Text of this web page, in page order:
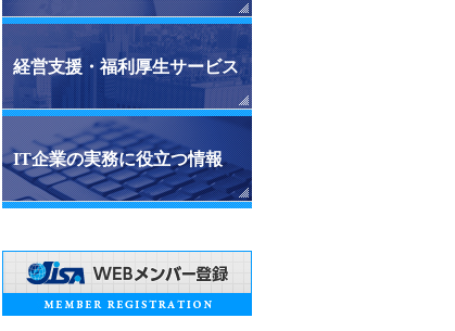
経営支援・福利厚生サービス
IT企業の実務に役立つ情報